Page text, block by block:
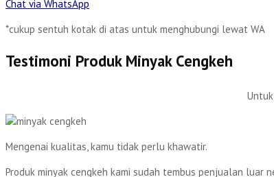
Chat via WhatsApp
*cukup sentuh kotak di atas untuk menghubungi lewat WA
Testimoni Produk Minyak Cengkeh
Mengenai kualitas, kamu tidak perlu khawatir.
Produk minyak cengkeh kami sudah tembus penjualan luar